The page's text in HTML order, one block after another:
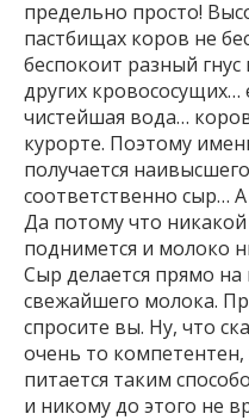
предельно просто!
пастбищах коров не
беспокоит разный
других
чистейшая вода…
курорте. Поэтому
получается
соответственно сыр…
Да потому что
поднимется и молоко
Сыр делается прямо на
свежайшего молока.
спросите вы. Ну, что
очень то
питается таким
и никому до этого не